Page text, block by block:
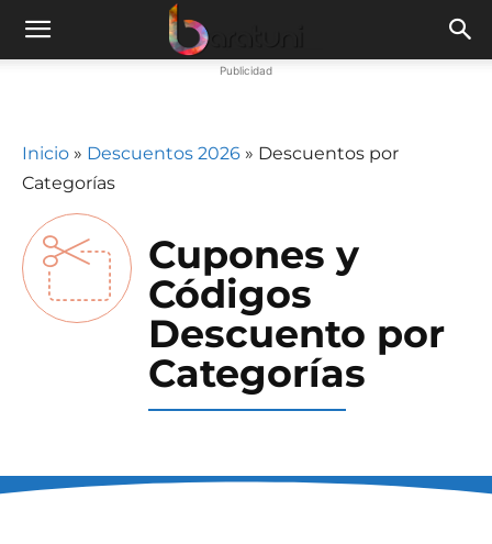
Publicidad
Inicio » Descuentos 2026 » Descuentos por
Categorías
Cupones y
Códigos
Descuento por
Categorías